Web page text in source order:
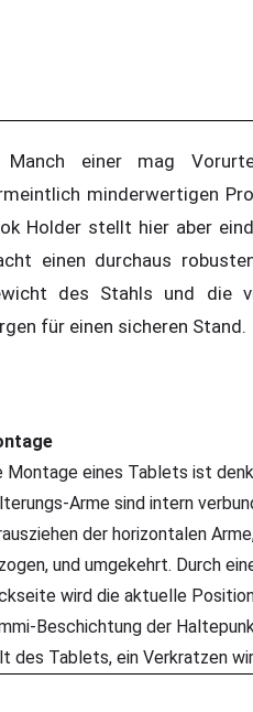
einer mag
minderwertigen
Holder stellt hier aber
einen durchaus
des Stahls und die
für einen sicheren Stand.
Montage eines Tablets ist
Arme sind intern
der horizontalen
und umgekehrt. Durch
wird die aktuelle
Beschichtung der
des Tablets, ein Verkratzen